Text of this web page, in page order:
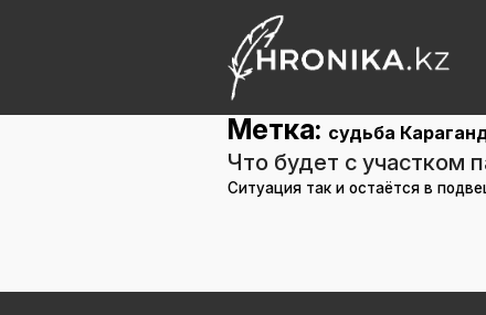
Метка: судьба
Что будет с участком
Ситуация так и остаётся в